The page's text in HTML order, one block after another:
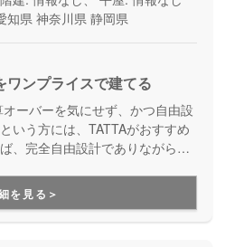
知県 神奈川県 静岡県
ワンプライスで建てる
いう方には、TATTAがおすすめ
、完全自由設計でありながら価
に、TATTAを運営するグッドリ
意としている会社なので、資金
心感があります。
を見る＞